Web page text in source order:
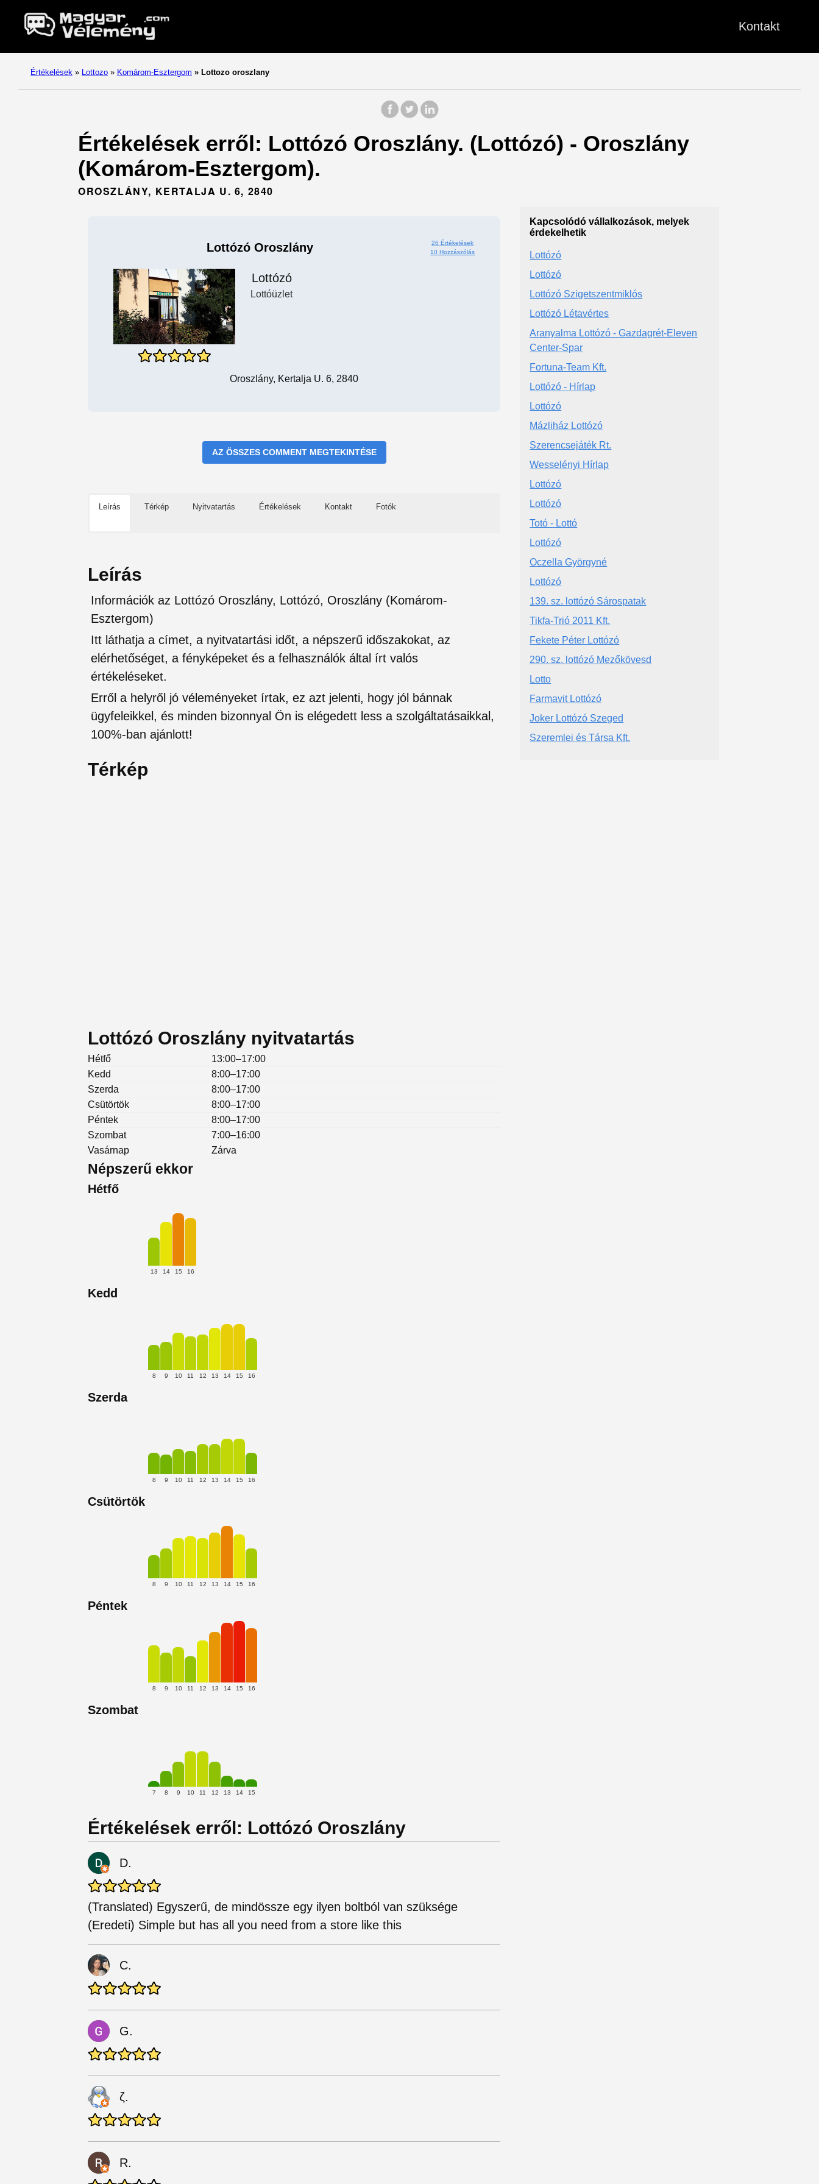
Kontakt
Értékelések » Lottozo » Komárom-Esztergom » Lottozo oroszlany
Értékelések erről: Lottózó Oroszlány. (Lottózó) - Oroszlány
(Komárom-Esztergom).
OROSZLÁNY, KERTALJA U. 6, 2840
Lottózó Oroszlány
26 Értékelések
10 Hozzászólás
Lottózó
Lottóüzlet
Oroszlány, Kertalja U. 6, 2840
AZ ÖSSZES COMMENT MEGTEKINTÉSE
Leírás Térkép Nyitvatartás Értékelések Kontakt Fotók
Leírás
Információk az Lottózó Oroszlány, Lottózó, Oroszlány (Komárom-
Esztergom)
Itt láthatja a címet, a nyitvatartási időt, a népszerű időszakokat, az
elérhetőséget, a fényképeket és a felhasználók által írt valós
értékeléseket.
Erről a helyről jó véleményeket írtak, ez azt jelenti, hogy jól bánnak
ügyfeleikkel, és minden bizonnyal Ön is elégedett less a szolgáltatásaikkal,
100%-ban ajánlott!
Térkép
Lottózó Oroszlány nyitvatartás
Hétfő
13:00–17:00
Kedd
8:00–17:00
Szerda
8:00–17:00
Csütörtök
8:00–17:00
Péntek
8:00–17:00
Szombat
7:00–16:00
Vasárnap
Zárva
Népszerű ekkor
Hétfő
13 14 15 16
Kedd
8 9 10 11 12 13 14 15 16
Szerda
8 9 10 11 12 13 14 15 16
Csütörtök
8 9 10 11 12 13 14 15 16
Péntek
8 9 10 11 12 13 14 15 16
Szombat
7 8 9 10 11 12 13 14 15
Értékelések erről: Lottózó Oroszlány
D.
(Translated) Egyszerű, de mindössze egy ilyen boltból van szüksége
(Eredeti) Simple but has all you need from a store like this
C.
G.
ζ.
R.
Kapcsolódó vállalkozások, melyek
érdekelhetik
Lottózó
Lottózó
Lottózó Szigetszentmiklós
Lottózó Létavértes
Aranyalma Lottózó - Gazdagrét-Eleven
Center-Spar
Fortuna-Team Kft.
Lottózó - Hírlap
Lottózó
Mázliház Lottózó
Szerencsejáték Rt.
Wesselényi Hírlap
Lottózó
Lottózó
Totó - Lottó
Lottózó
Oczella Györgyné
Lottózó
139. sz. lottózó Sárospatak
Tikfa-Trió 2011 Kft.
Fekete Péter Lottózó
290. sz. lottózó Mezőkövesd
Lotto
Farmavit Lottózó
Joker Lottózó Szeged
Szeremlei és Társa Kft.